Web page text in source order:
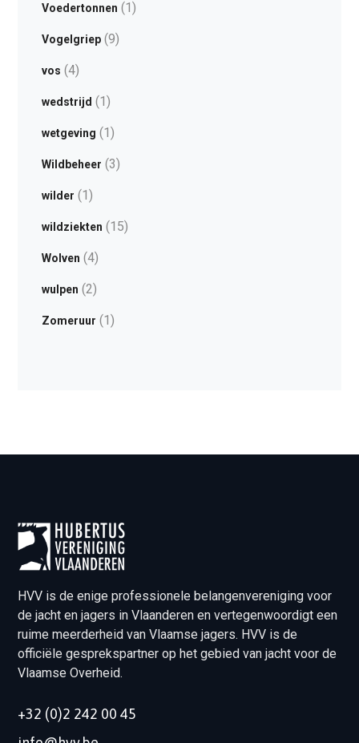
Voedertonnen (1)
Vogelgriep(9)
vos (4)
wedstrijd (1)
wetgeving (1)
Wildbeheer (3)
wilder (1)
wildziekten (15)
Wolven (4)
wulpen (2)
Zomeruur (1)
HVV is de enige professionele belangenvereniging voor
de jacht en jagers in Vlaanderen en vertegenwoordigt een
ruime meerderheid van Vlaamse jagers. HVV is de
officiële gesprekspartner op het gebied van jacht voor de
Vlaamse Overheid.
+32 (0)2 242 00 45